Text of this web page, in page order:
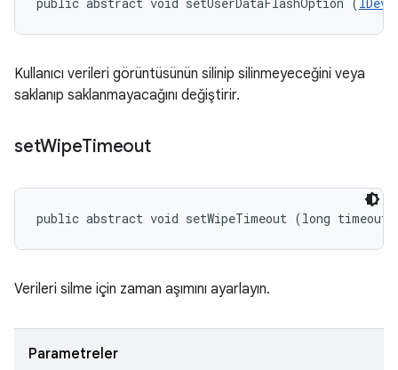
Kullanıcı verileri görüntüsünün silinip silinmeyeceğini veya
saklanıp saklanmayacağını değiştirir.
setWipeTimeout
public abstract void setWipeTimeout (long timeout)
Verileri silme için zaman aşımını ayarlayın.
Parametreler